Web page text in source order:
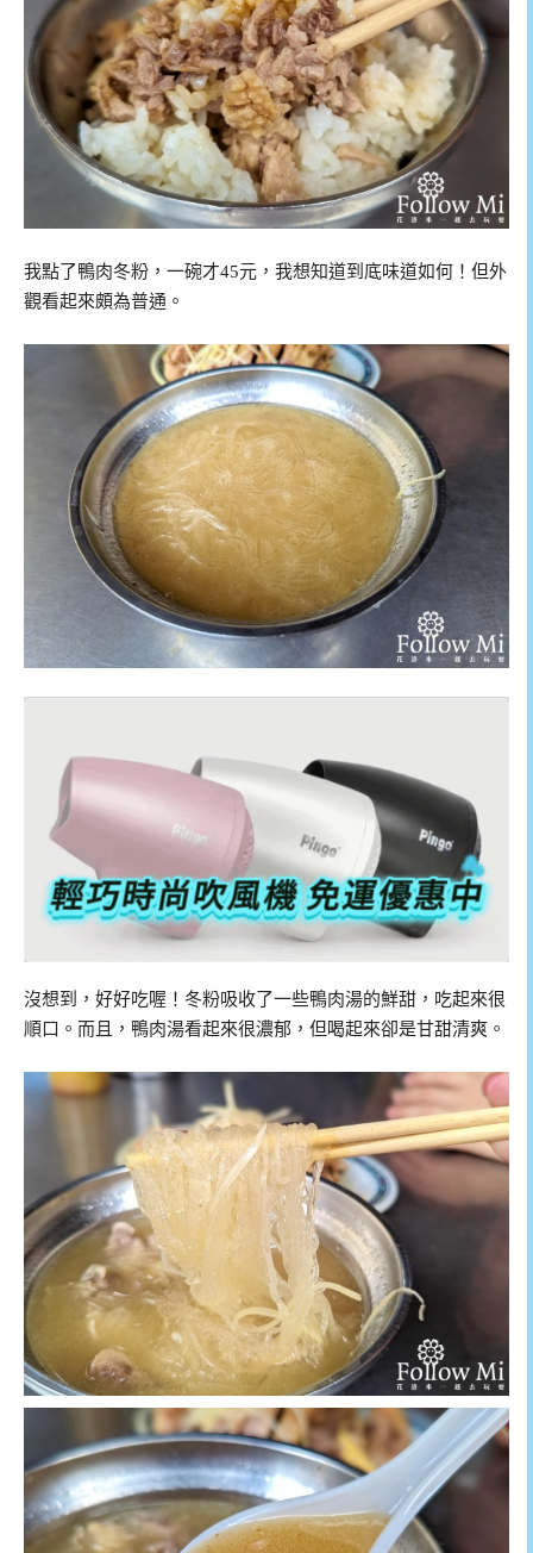
我點了鴨肉冬粉，一碗才45元，我想知道到底味道如何！但外
觀看起來頗為普通。
沒想到，好好吃喔！冬粉吸收了一些鴨肉湯的鮮甜，吃起來很
順口。而且，鴨肉湯看起來很濃郁，但喝起來卻是甘甜清爽。